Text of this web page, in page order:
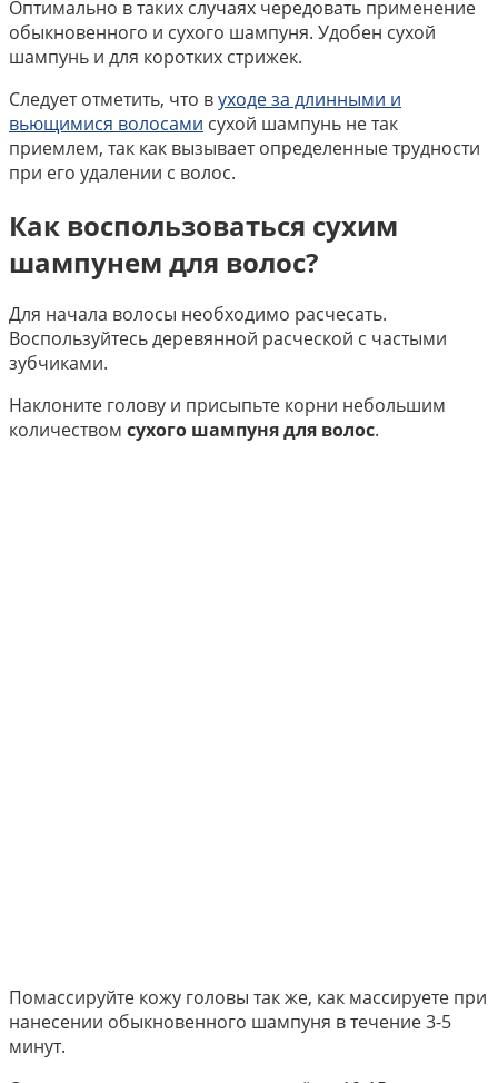
Оптимально в таких случаях чередовать применение
обыкновенного и сухого шампуня. Удобен сухой
шампунь и для коротких стрижек.
Следует отметить, что вуходе за длинными и
вьющимися волосами сухой шампунь не так
приемлем, так как вызывает определенные трудности
при его удалении с волос.
Как воспользоваться сухим
шампунем для волос?
Для начала волосы необходимо расчесать.
Воспользуйтесь деревянной расческой с частыми
зубчиками.
Наклоните голову и присыпьте корни небольшим
количеством сухого шампуня для волос.
Помассируйте кожу головы так же, как массируете при
нанесении обыкновенного шампуня в течение 3-5
минут.